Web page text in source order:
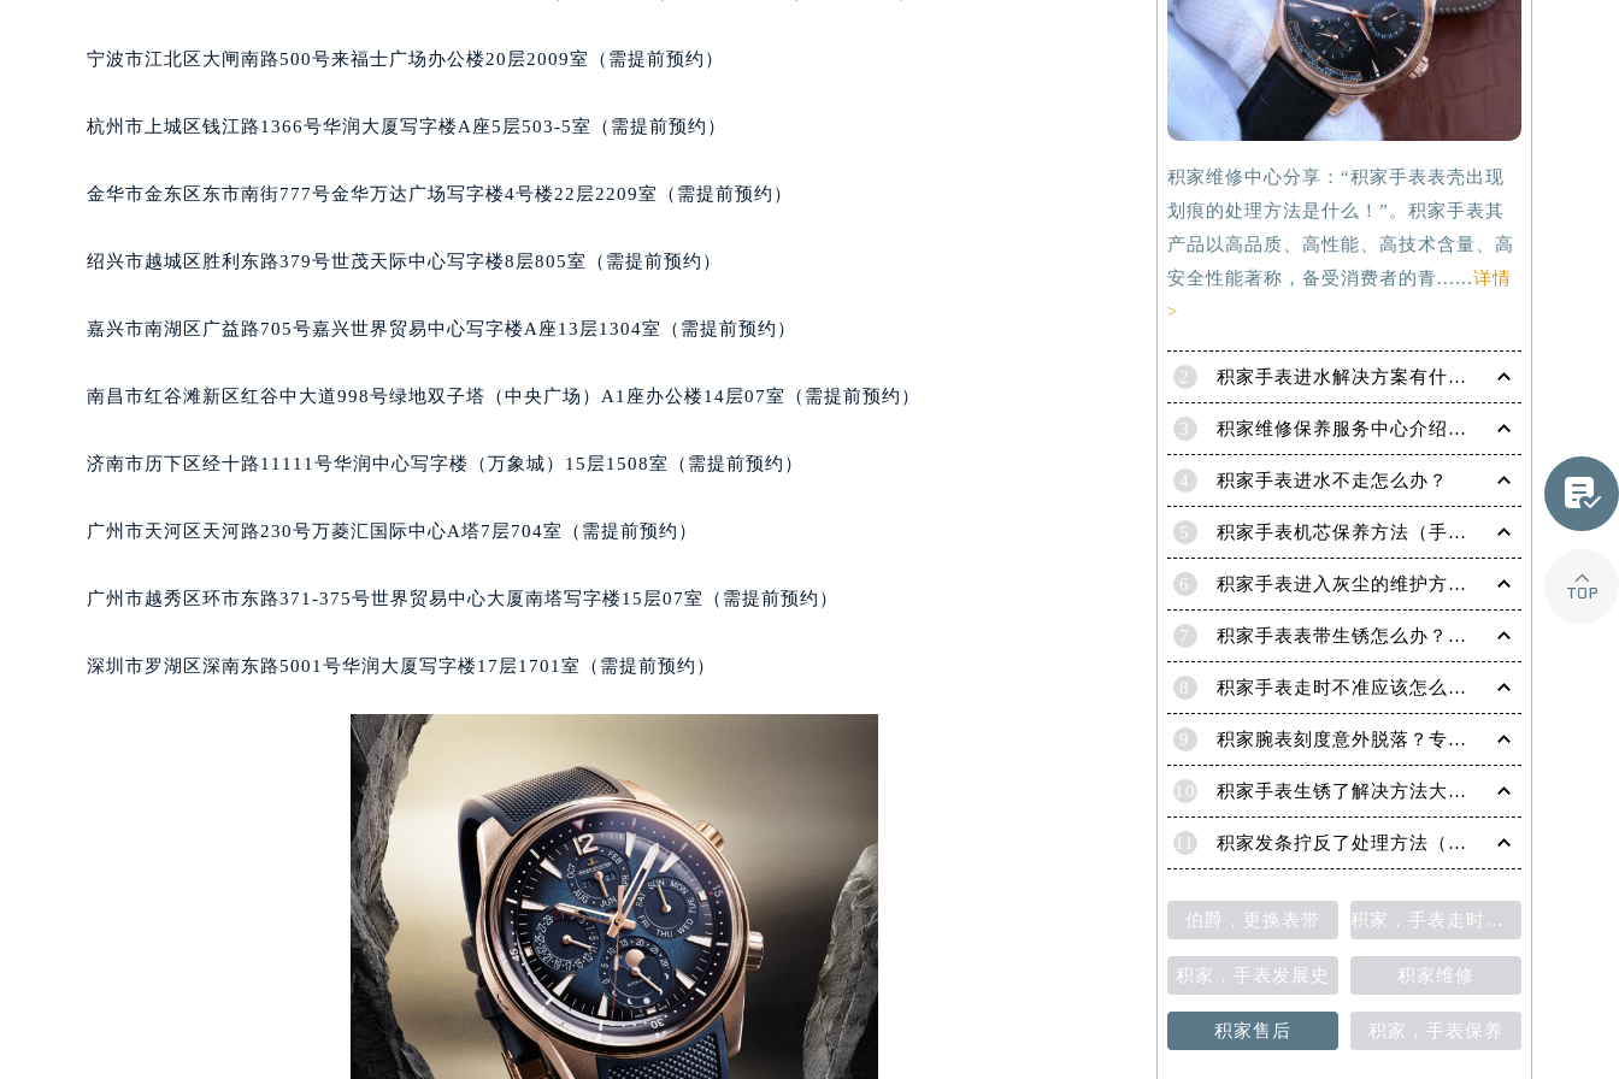
合肥市蜀山区潜山路111号万象城华润大厦B座12楼03室（需提前预约）
青岛市南区山东路6号华润大厦B座22层04室（需提前预约）
长春市朝阳区西安大路727号中银大厦A座(旺进大厦)18层09室（需提前预约）
昆明市盘龙区北京路928号同德昆明广场写字楼10层06室（需提前预约）
西安市碑林区南关正街88号华侨城长安国际中心E座6楼10室（需提前预约）
唐山市路南区新华东道100号万达广场写字楼A座10层1002室（需提前预约）
内蒙古自治区呼和浩特市玉泉区大学西街70号华润万象城写字楼（鄂尔多斯大厦）23层2326室（需提前预约）
重庆市解放碑渝中区民权路28号英利国际金融中心写字楼20层01室（需提前预约）
黑龙江省鹤岗市向阳区红军路积家售后服务中心（需提前预约）
黑龙江省鸡西市鸡冠区红军路积家售后服务中心（需提前预约）
黑龙江省牡丹江市东安区太平路积家售后服务中心（需提前预约）
黑龙江省七台河市桃山区大同街积家售后服务中心（需提前预约）
黑龙江省齐齐哈尔市龙沙区龙华路积家售后服务中心（需提前预约）
黑龙江省双鸭山市尖山区新兴大街积家售后服务中心（需提前预约）
黑龙江省绥化市北林区新华街与康庄路交叉口积家售后服务中心（需提前预约）
黑龙江省伊春市伊美区通河路积家售后服务中心（需提前预约）
吉林省白城市洮北区明仁南街积家售后服务中心（需提前预约）
吉林省白山市浑江区浑江大街积家售后服务中心（需提前预约）
吉林省吉林市船营区河南街积家售后服务中心（需提前预约）
吉林省辽源市龙山区人民大街积家售后服务中心（需提前预约）
吉林省梅河口市新华街道梅河大街积家售后服务中心（需提前预约）
宁波市江北区大闸南路500号来福士广场办公楼20层2009室（需提前预约）
杭州市上城区钱江路1366号华润大厦写字楼A座5层503-5室（需提前预约）
金华市金东区东市南街777号金华万达广场写字楼4号楼22层2209室（需提前预约）
绍兴市越城区胜利东路379号世茂天际中心写字楼8层805室（需提前预约）
嘉兴市南湖区广益路705号嘉兴世界贸易中心写字楼A座13层1304室（需提前预约）
南昌市红谷滩新区红谷中大道998号绿地双子塔（中央广场）A1座办公楼14层07室（需提前预约）
济南市历下区经十路11111号华润中心写字楼（万象城）15层1508室（需提前预约）
广州市天河区天河路230号万菱汇国际中心A塔7层704室（需提前预约）
广州市越秀区环市东路371-375号世界贸易中心大厦南塔写字楼15层07室（需提前预约）
深圳市罗湖区深南东路5001号华润大厦写字楼17层1701室（需提前预约）
积家维修中心分享：“积家手表表壳出现
划痕的处理方法是什么！”。积家手表其
产品以高品质、高性能、高技术含量、高
安全性能著称，备受消费者的青......详情
>
2 积家手表进水解决方案有什么？
3 积家维修保养服务中心介绍 | 积家
4 积家手表进水不走怎么办？
5 积家手表机芯保养方法（手表机芯正确保养方法）
6 积家手表进入灰尘的维护方法（处理办法）
7 积家手表表带生锈怎么办？（积家手表去除锈迹的四种方法）
8 积家手表走时不准应该怎么办?(走时不准的处理方法)
9 积家腕表刻度意外脱落？专业应对策略在这里
10 积家手表生锈了解决方法大全（有效保养与修复指南）
11 积家发条拧反了处理方法（手表维修的正确步骤与技巧）
伯爵，更换表带 积家，手表走时不准
积家，手表发展史 积家维修
积家售后 积家，手表保养

